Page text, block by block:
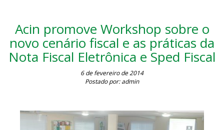
Acin promove Workshop sobre o
novo cenário fiscal e as práticas da
Nota Fiscal Eletrônica e Sped Fiscal
6 de fevereiro de 2014
Postado por: admin